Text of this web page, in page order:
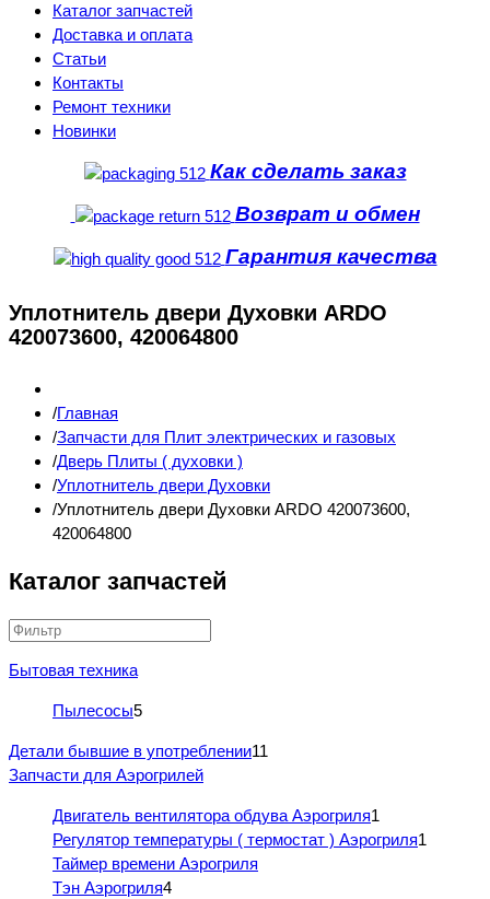
Каталог запчастей
Доставка и оплата
Статьи
Контакты
Ремонт техники
Новинки
Как сделать заказ
Возврат и обмен
Гарантия качества
Уплотнитель двери Духовки ARDO
420073600, 420064800
Главная
Запчасти для Плит электрических и газовых
Дверь Плиты ( духовки )
Уплотнитель двери Духовки
Уплотнитель двери Духовки ARDO 420073600,
420064800
Каталог запчастей
Бытовая техника
Пылесосы5
Детали бывшие в употреблении11
Запчасти для Аэрогрилей
Двигатель вентилятора обдува Аэрогриля1
Регулятор температуры ( термостат ) Аэрогриля1
Таймер времени Аэрогриля
Тэн Аэрогриля4